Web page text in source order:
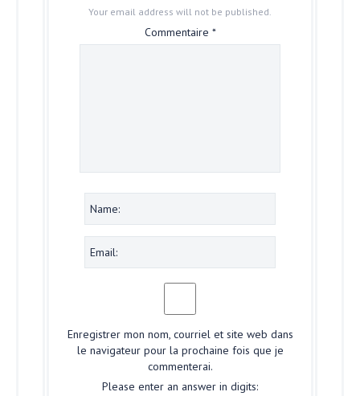
Your email address will not be published.
Commentaire *
Enregistrer mon nom, courriel et site web dans
le navigateur pour la prochaine fois que je
commenterai.
Please enter an answer in digits: